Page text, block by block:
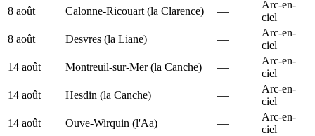
8 août Calonne-Ricouart (la Clarence) —
Arc-en-
ciel
8 août
Desvres (la Liane) —
Arc-en-
ciel
14 août
Montreuil-sur-Mer (la Canche) —
Arc-en-
ciel
14 août
Hesdin (la Canche) —
Arc-en-
ciel
14 août
Ouve-Wirquin (l'Aa) —
Arc-en-
ciel